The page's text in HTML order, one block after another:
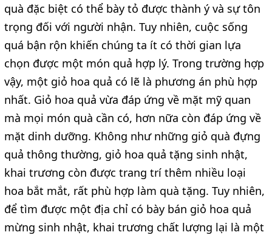
quà đặc biệt có thể bày tỏ được thành ý và sự tôn
trọng đối với người nhận. Tuy nhiên, cuộc sống
quá bận rộn khiến chúng ta ít có thời gian lựa
chọn được một món quả hợp lý. Trong trường hợp
vậy, một giỏ hoa quả có lẽ là phương án phù hợp
nhất. Giỏ hoa quả vừa đáp ứng về mặt mỹ quan
mà mọi món quà cần có, hơn nữa còn đáp ứng về
mặt dinh dưỡng. Không như những giỏ quà đựng
quả thông thường, giỏ hoa quả tặng sinh nhật,
khai trương còn được trang trí thêm nhiều loại
hoa bắt mắt, rất phù hợp làm quà tặng. Tuy nhiên,
để tìm được một địa chỉ có bày bán giỏ hoa quả
mừng sinh nhật, khai trương chất lượng lại là một